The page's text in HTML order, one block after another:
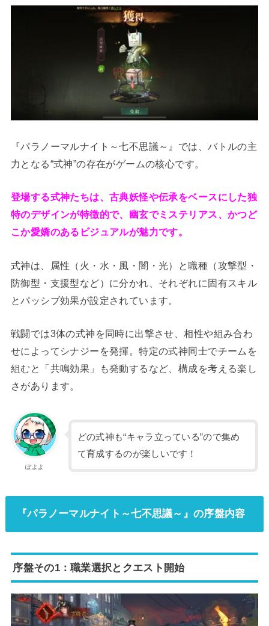
『パラノーマルナイト～七不思議～』では、バトルの主
力となる“式神”の存在がゲームの核心です。
登場する式神たちは、古典妖怪や伝承をベースにした独
特のデザインが特徴的で、幽玄でミステリアス、かつど
こか愛嬌のあるビジュアルが魅力です。
式神は、属性（火・水・風・闇・光）と職種（攻撃型・
防御型・支援型など）に分かれ、それぞれに固有スキル
とパッシブ効果が設定されています。
戦闘では3体の式神を同時に出撃させ、相性や組み合わ
せによってシナジーを発揮。特定の式神同士でチームを
組むと「共鳴効果」も発動するなど、構成を考える楽し
さがあります。
ぽよよ
どの式神も“キャラ立っている”ので集め
て育成するのが楽しいです！
『パラノーマルナイト～七不思議～』の序盤内容
序盤その1：職業選択とクエスト開始